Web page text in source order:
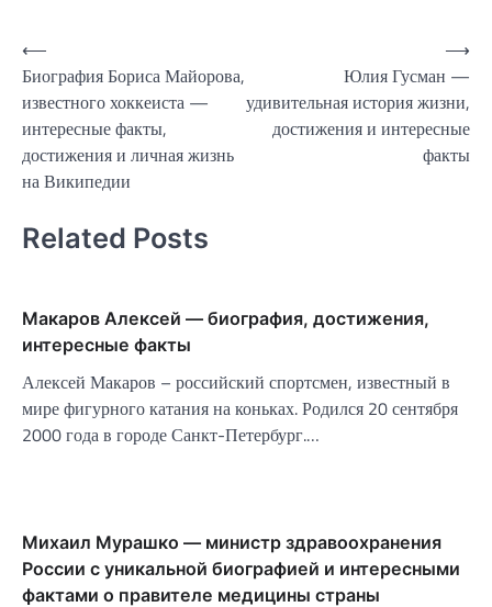
Навигация
по
записям
⟵
Биография Бориса Майорова,
известного хоккеиста —
интересные факты,
достижения и личная жизнь
на Википедии
Юлия Гусман —
удивительная история жизни,
достижения и интересные
факты
⟶
Related Posts
Макаров Алексей — биография, достижения,
интересные факты
Алексей Макаров – российский спортсмен, известный в
мире фигурного катания на коньках. Родился 20 сентября
2000 года в городе Санкт-Петербург.…
Михаил Мурашко — министр здравоохранения
России с уникальной биографией и интересными
фактами о правителе медицины страны